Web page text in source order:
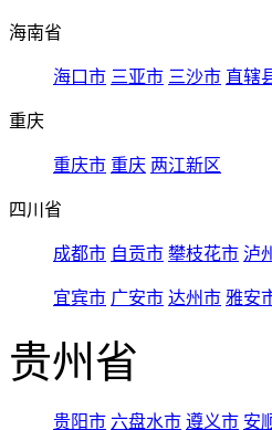
海南省
海口市 三亚市 三沙市 直辖
重庆
重庆市 重庆 两江新区
四川省
成都市 自贡市 攀枝花市 泸
宜宾市 广安市 达州市 雅安
贵州省
贵阳市 六盘水市 遵义市 安